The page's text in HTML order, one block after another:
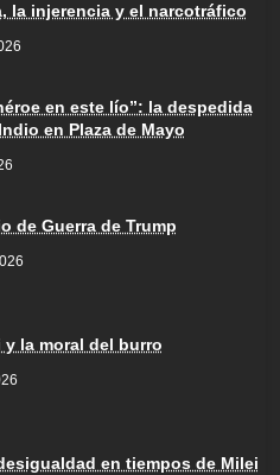
la injerencia y el narcotráfico
en este lío”: la despedida
en Plaza de Mayo
de Guerra de Trump
y la moral del burro
en tiempos de Milei